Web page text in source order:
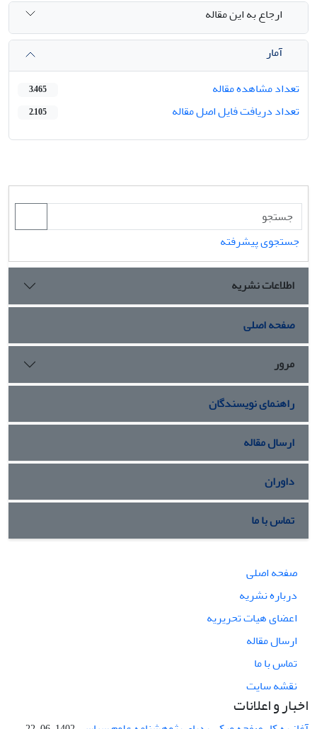
ارجاع به این مقاله
آمار
تعداد مشاهده مقاله
3,465
تعداد دریافت فایل اصل مقاله 2,105
جستجوی پیشرفته
اطلاعات نشریه
صفحه اصلی
مرور
راهنمای نویسندگان
ارسال مقاله
داوران
تماس با ما
صفحه اصلی
درباره نشریه
اعضای هیات تحریریه
ارسال مقاله
تماس با ما
نقشه سایت
اخبار و اعلانات